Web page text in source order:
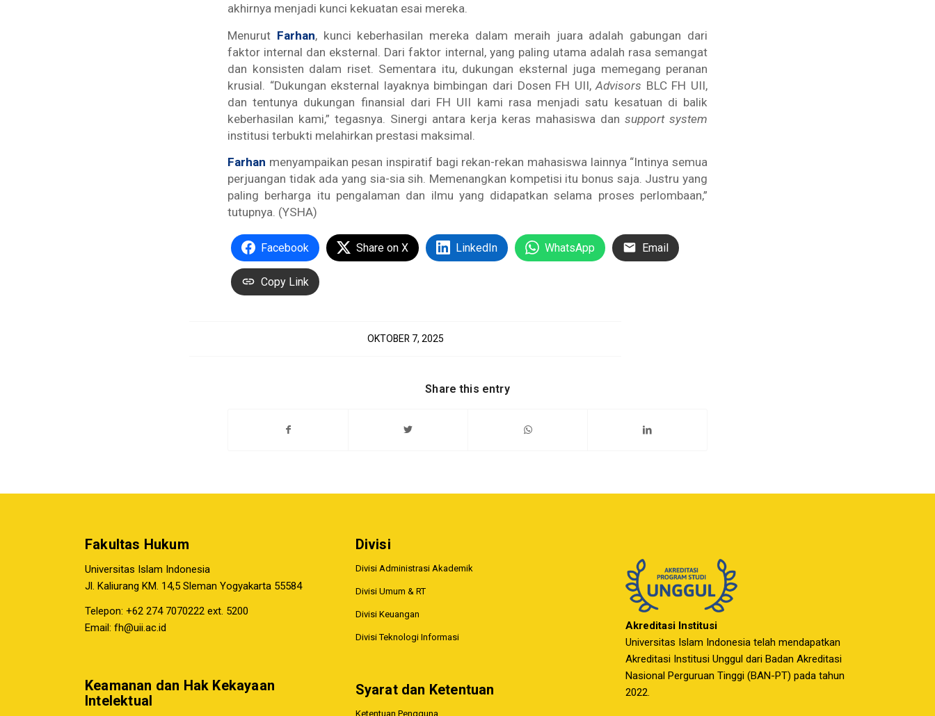
akhirnya menjadi kunci kekuatan esai mereka.
Menurut Farhan, kunci keberhasilan mereka dalam meraih juara adalah gabungan dari
faktor internal dan eksternal. Dari faktor internal, yang paling utama adalah rasa semangat
dan konsisten dalam riset. Sementara itu, dukungan eksternal juga memegang peranan
krusial. “Dukungan eksternal layaknya bimbingan dari Dosen FH UII,Advisors BLC FH UII,
dan tentunya dukungan finansial dari FH UII kami rasa menjadi satu kesatuan di balik
keberhasilan kami,” tegasnya. Sinergi antara kerja keras mahasiswa dan support system
institusi terbukti melahirkan prestasi maksimal.
Farhan menyampaikan pesan inspiratif bagi rekan-rekan mahasiswa lainnya “Intinya semua
perjuangan tidak ada yang sia-sia sih. Memenangkan kompetisi itu bonus saja. Justru yang
paling berharga itu pengalaman dan ilmu yang didapatkan selama proses perlombaan,”
tutupnya. (YSHA)
Facebook Share on X LinkedIn WhatsApp Email
Copy Link
OKTOBER 7, 2025
Share this entry
Fakultas Hukum
Universitas Islam Indonesia
Jl. Kaliurang KM. 14,5 Sleman Yogyakarta 55584
Telepon: +62 274 7070222 ext. 5200
Email: fh@uii.ac.id
Keamanan dan Hak Kekayaan
Intelektual
Divisi
Divisi Administrasi Akademik
Divisi Umum & RT
Divisi Keuangan
Divisi Teknologi Informasi
Syarat dan Ketentuan
Ketentuan Pengguna
Akreditasi Institusi
Universitas Islam Indonesia telah mendapatkan
Akreditasi Institusi Unggul dari Badan Akreditasi
Nasional Perguruan Tinggi (BAN-PT) pada tahun
2022.